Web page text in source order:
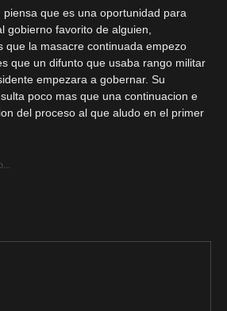
piensa que es una oportunidad para
gobierno favorito de alguien,
que la masacre continuada empezo
que un difunto que usaba rango militar
empezara a gobernar. Su
poco mas que una continuacion e
del proceso al que aludo en el primer